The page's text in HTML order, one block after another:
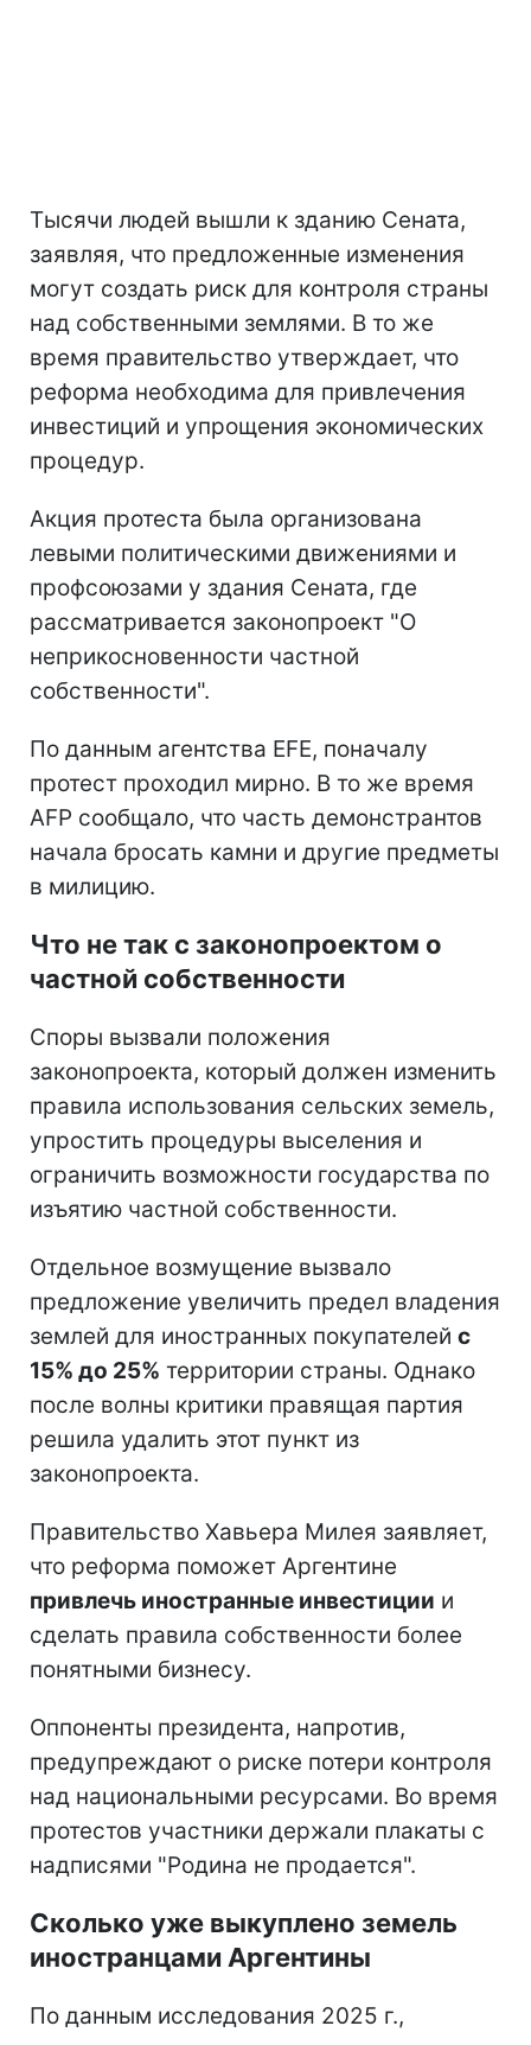
Тысячи людей вышли к зданию Сената,
заявляя, что предложенные изменения
могут создать риск для контроля страны
над собственными землями. В то же
время правительство утверждает, что
реформа необходима для привлечения
инвестиций и упрощения экономических
процедур.
Акция протеста была организована
левыми политическими движениями и
профсоюзами у здания Сената, где
рассматривается законопроект "О
неприкосновенности частной
собственности".
По данным агентства EFE, поначалу
протест проходил мирно. В то же время
AFP сообщало, что часть демонстрантов
начала бросать камни и другие предметы
в милицию.
Что не так с законопроектом о
частной собственности
Споры вызвали положения
законопроекта, который должен изменить
правила использования сельских земель,
упростить процедуры выселения и
ограничить возможности государства по
изъятию частной собственности.
Отдельное возмущение вызвало
предложение увеличить предел владения
землей для иностранных покупателей с
15% до 25% территории страны. Однако
после волны критики правящая партия
решила удалить этот пункт из
законопроекта.
Правительство Хавьера Милея заявляет,
что реформа поможет Аргентине
привлечь иностранные инвестиции и
сделать правила собственности более
понятными бизнесу.
Оппоненты президента, напротив,
предупреждают о риске потери контроля
над национальными ресурсами. Во время
протестов участники держали плакаты с
надписями "Родина не продается".
Сколько уже выкуплено земель
иностранцами Аргентины
По данным исследования 2025 г.,